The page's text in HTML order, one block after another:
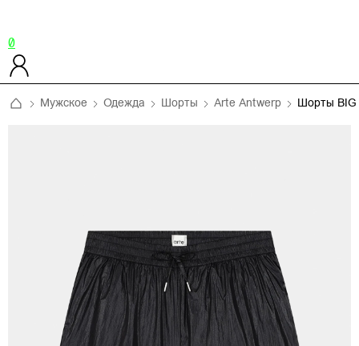
0
Мужское Одежда Шорты Arte Antwerp Шорты BIG